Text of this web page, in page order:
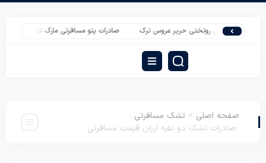
سرویس روتختی حریر عروس ترک صادرات پتو مسافرتی مارک تیسا دونفره به
صفحه اصلی > تشک مسافرتی :
صادرات تشک دو نفره ارزان قیمت مسافرتی